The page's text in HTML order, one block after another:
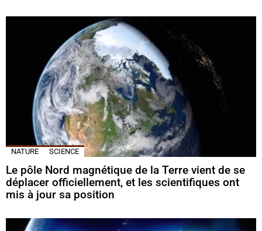
NATURE SCIENCE
Le pôle Nord magnétique de la Terre vient de se
déplacer officiellement, et les scientifiques ont
mis à jour sa position